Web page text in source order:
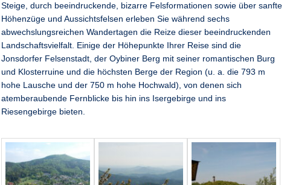
Steige, durch beeindruckende, bizarre Felsformationen sowie über sanfte
Höhenzüge und Aussichtsfelsen erleben Sie während sechs
abwechslungsreichen Wandertagen die Reize dieser beeindruckenden
Landschaftsvielfalt. Einige der Höhepunkte Ihrer Reise sind die
Jonsdorfer Felsenstadt, der Oybiner Berg mit seiner romantischen Burg
und Klosterruine und die höchsten Berge der Region (u. a. die 793 m
hohe Lausche und der 750 m hohe Hochwald), von denen sich
atemberaubende Fernblicke bis hin ins Isergebirge und ins
Riesengebirge bieten.